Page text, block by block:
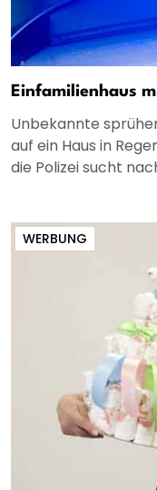
Einfamilienhaus
Unbekannte
auf ein Haus in
die Polizei sucht
WERBUNG